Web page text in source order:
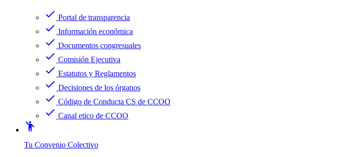
check Portal de transparencia
check Información económica
check Documentos congresuales
check Comisión Ejecutiva
check Estatutos y Reglamentos
check Decisiones de los órganos
check Código de Conducta CS de CCOO
check Canal etico de CCOO
emoji_people
Tu Convenio Colectivo